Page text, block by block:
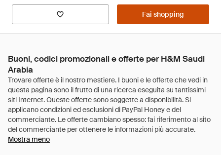
Fai shopping
Buoni, codici promozionali e offerte per H&M Saudi
Arabia
Mostra meno